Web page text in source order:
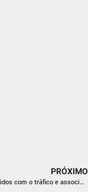
PRÓXIMO
Após monitoramento, Polícia Civil prende envolvidos com o tráfico e associação em Morro da Fumaça